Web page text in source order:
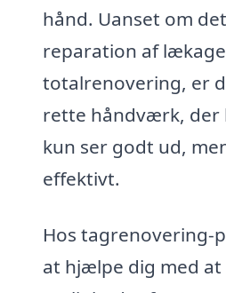
hånd. Uanset om
reparation af
totalrenovering, er
rette håndværk, der
kun ser godt ud,
effektivt.
Hos tagrenovering-
at hjælpe dig med